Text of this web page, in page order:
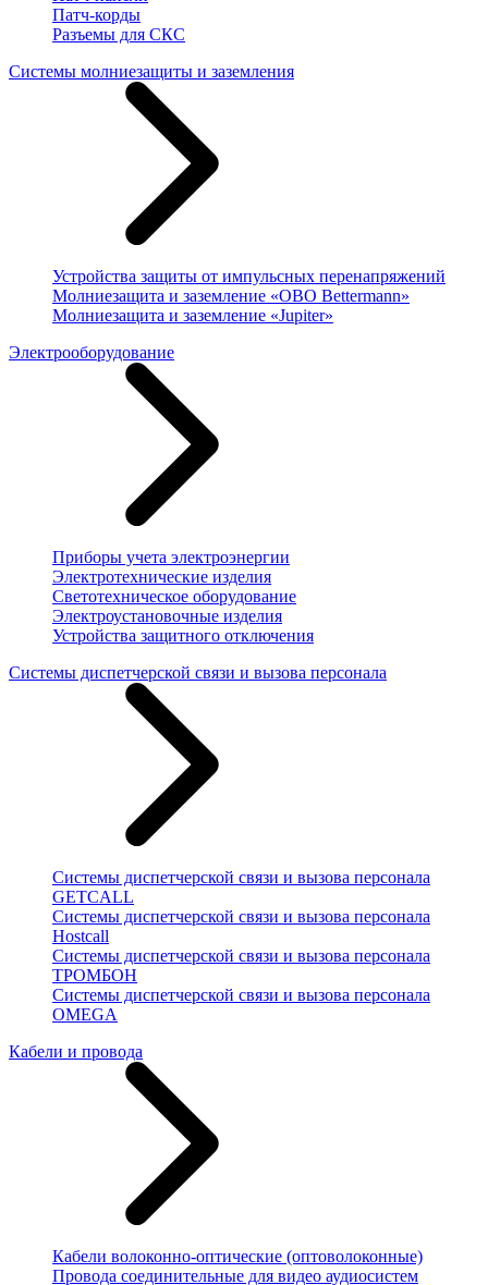
Патч-корды
Разъемы для СКС
Системы молниезащиты и заземления
Устройства защиты от импульсных перенапряжений
Молниезащита и заземление «OBO Bettermann»
Молниезащита и заземление «Jupiter»
Электрооборудование
Приборы учета электроэнергии
Электротехнические изделия
Светотехническое оборудование
Электроустановочные изделия
Устройства защитного отключения
Системы диспетчерской связи и вызова персонала
Системы диспетчерской связи и вызова персонала
GETCALL
Системы диспетчерской связи и вызова персонала
Hostcall
Системы диспетчерской связи и вызова персонала
ТРОМБОН
Системы диспетчерской связи и вызова персонала
OMEGA
Кабели и провода
Кабели волоконно-оптические (оптоволоконные)
Провода соединительные для видео аудиосистем